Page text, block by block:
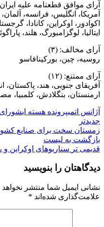
آرای موافق قطعنامه علیه
آمریکا، انگلیس، فرانسه، آلمان،
اکوادور، اوکراین، کانادا،
ایتالیا، لوگزامبورگ، هلند،
آرای مخالف: (۳)
روسیه، چین، بورکینافاسو
آرای ممتنع: (۱۲)
آفریقای جنوبی، هند، پاکستان،
ارمنستان، بنگلادش، کلمبیا،
آژانس اتمیپرونده هسته ایشورای
جدیدتر
زمستان سخت برای صنایع
بازگشت به لیست
قدیمی تر سناریوهای اوکراین و
دیدگاهتان را بنویسید
نشانی ایمیل شما منتشر
علامت‌گذاری شده‌اند *